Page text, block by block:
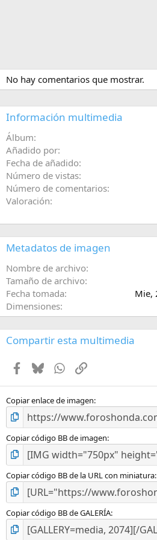
No hay comentarios que mostrar.
Información multimedia
Álbum
Añadido por
Fecha de añadido
Número de vistas
Número de comentarios
Valoración
Metadatos de imagen
Nombre de archivo
Tamaño de archivo
Fecha tomada
Mie,
Dimensiones
Compartir esta multimedia
Facebook
BlueskyWhatsApp
Enlace
Copiar enlace de imagen
Copiar código BB de imagen
Copiar código BB de la URL con miniatura
Copiar código BB de GALERÍA